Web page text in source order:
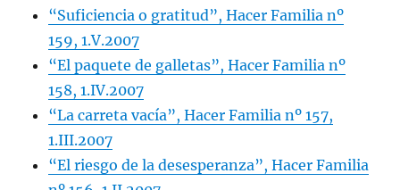
“Suficiencia o gratitud”, Hacer Familia nº
159, 1.V.2007
“El paquete de galletas”, Hacer Familia nº
158, 1.IV.2007
“La carreta vacía”, Hacer Familia nº 157,
1.III.2007
“El riesgo de la desesperanza”, Hacer Familia